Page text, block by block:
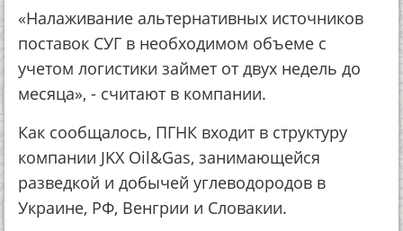
«Налаживание альтернативных источников
поставок СУГ в необходимом объеме с
учетом логистики займет от двух недель до
месяца», - считают в компании.
Как сообщалось, ПГНК входит в структуру
компании JKX Oil&Gas, занимающейся
разведкой и добычей углеводородов в
Украине, РФ, Венгрии и Словакии.